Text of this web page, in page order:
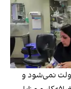
نمی‌شود و